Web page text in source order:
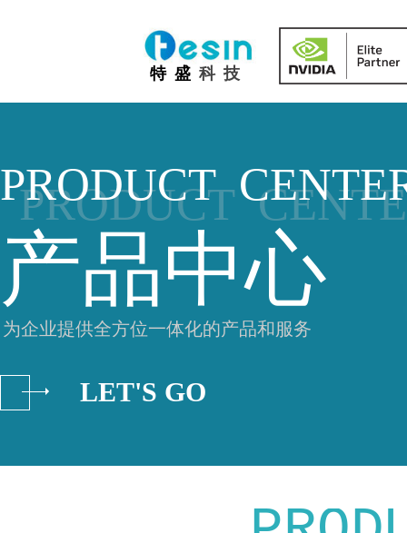
特 盛 科 技
LET'S GO
PRODUCT
产品中
PRODUCT
为企业提供全方位一体化的产品和服务